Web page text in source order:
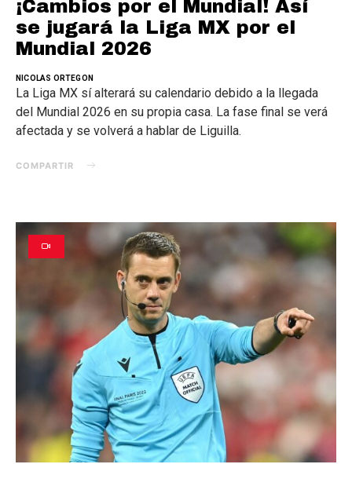
¡Cambios por el Mundial! Así
se jugará la Liga MX por el
Mundial 2026
NICOLAS ORTEGON
La Liga MX sí alterará su calendario debido a la llegada
del Mundial 2026 en su propia casa. La fase final se verá
afectada y se volverá a hablar de Liguilla.
COMPARTIR